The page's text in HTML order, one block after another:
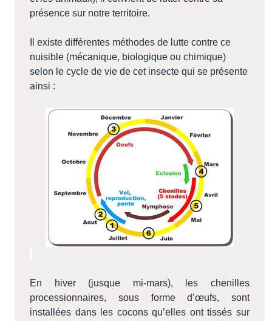
présence sur notre territoire.
Il existe différentes méthodes de lutte contre ce
nuisible (mécanique, biologique ou chimique)
selon le cycle de vie de cet insecte qui se présente
ainsi :
En hiver (jusque mi-mars), les chenilles
processionnaires, sous forme d’œufs, sont
installées dans les cocons qu’elles ont tissés sur